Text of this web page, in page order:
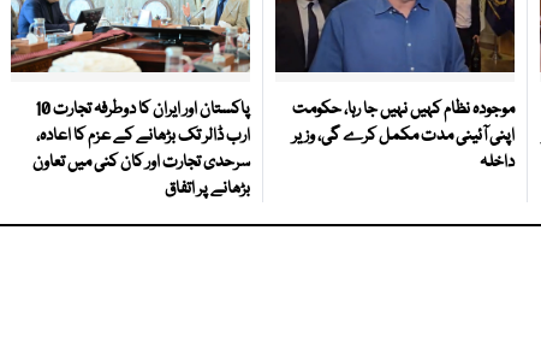
موجودہ نظام کہیں نہیں جا رہا، حکومت
اپنی آئینی مدت مکمل کرے گی، وزیر
داخلہ
پاکستان اور ایران کا دوطرفہ تجارت 10
ارب ڈالر تک بڑھانے کے عزم کا اعادہ،
سرحدی تجارت اور کان کنی میں تعاون
بڑھانے پر اتفاق